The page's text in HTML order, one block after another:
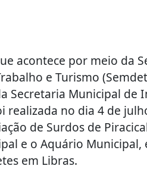
acontece por meio da
e Turismo
Secretaria Municipal
realizada no dia 4 de
de Surdos de
e o Aquário
em Libras.